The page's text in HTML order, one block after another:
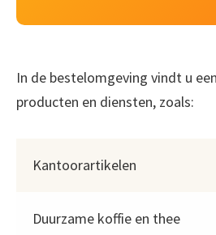
In de bestelomgeving vindt u
producten en diensten, zoals:
Kantoorartikelen
Duurzame koffie en thee